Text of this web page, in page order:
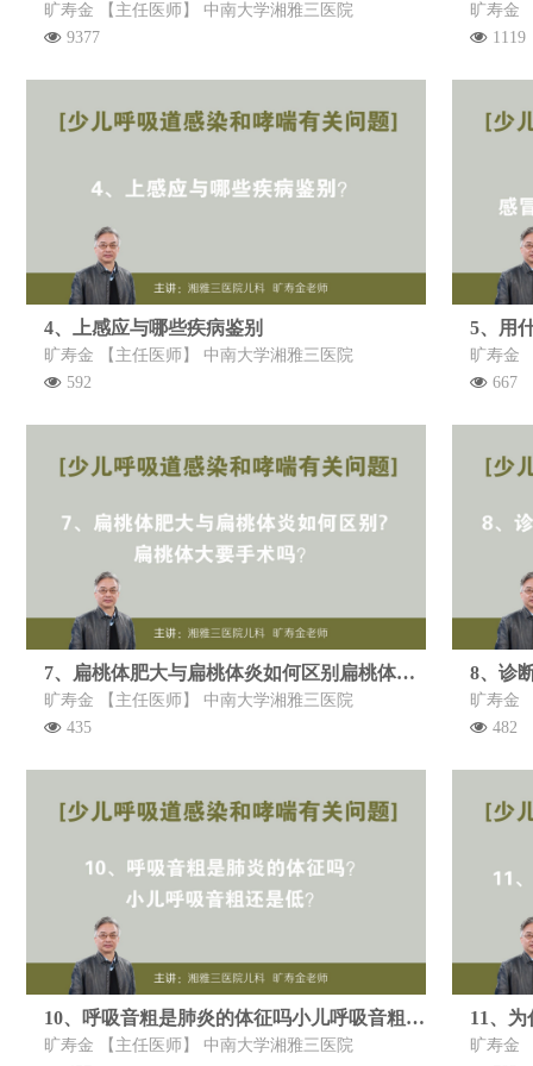
旷寿金 【主任医师】 中南大学湘雅三医院
9377
旷寿金
1119
4、上感应与哪些疾病鉴别
旷寿金 【主任医师】 中南大学湘雅三医院
592
旷寿金
667
7、扁桃体肥大与扁桃体炎如何区别扁桃体大要手术吗
旷寿金 【主任医师】 中南大学湘雅三医院
435
旷寿金
482
10、呼吸音粗是肺炎的体征吗小儿呼吸音粗还是低
旷寿金 【主任医师】 中南大学湘雅三医院
11、
旷寿金